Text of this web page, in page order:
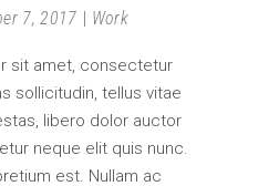
7, 2017 Work
sit amet, consectetur
sollicitudin, tellus vitae
libero dolor auctor
neque elit quis nunc.
est. Nullam ac